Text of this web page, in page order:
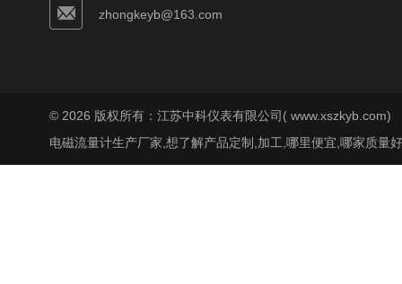
zhongkeyb@163.com
© 2026 版权所有：江苏中科仪表有限公司( www.xszkyb.com)
电磁流量计生产厂家,想了解产品定制,加工,哪里便宜,哪家质量